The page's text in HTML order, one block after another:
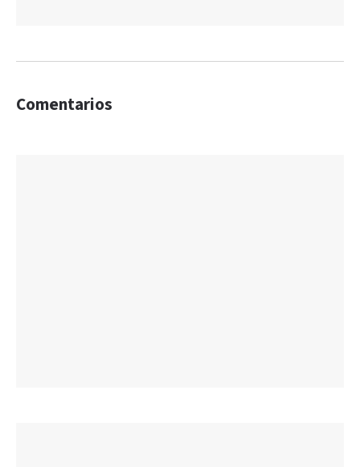
Comentarios